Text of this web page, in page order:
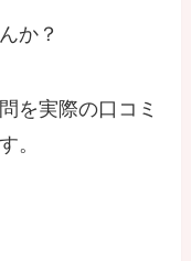
か？
を実際の口コミ
。